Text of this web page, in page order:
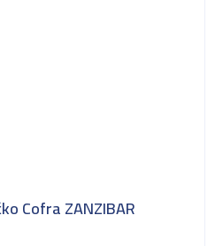
Cofra ZANZIBAR